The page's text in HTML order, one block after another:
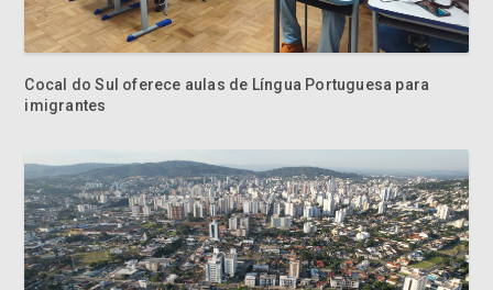
Cocal do Sul oferece aulas de Língua Portuguesa para
imigrantes